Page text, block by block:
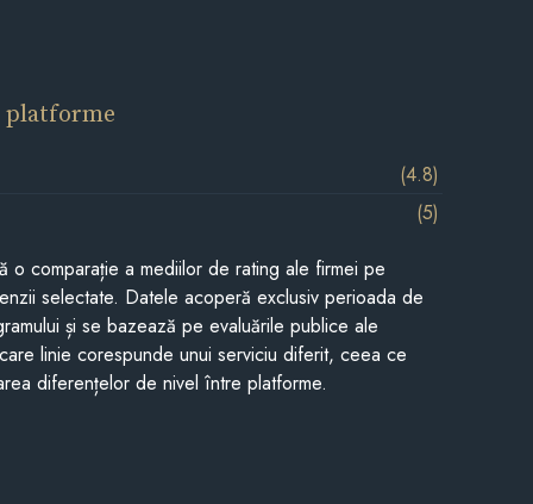
platforme
(4.8)
(5)
o comparație a mediilor de rating ale firmei pe
selectate. Datele acoperă exclusiv perioada de
și se bazează pe evaluările publice ale
linie corespunde unui serviciu diferit, ceea ce
diferențelor de nivel între platforme.